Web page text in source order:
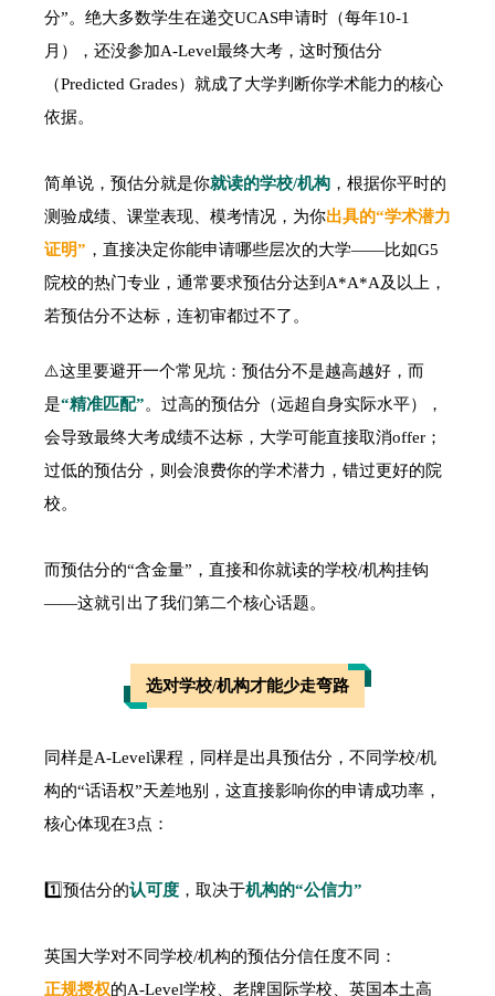
分”。绝大多数学生在递交UCAS申请时（每年10-1
月），还没参加A-Level最终大考，这时预估分
（Predicted Grades）就成了大学判断你学术能力的核心
依据。
简单说，预估分就是你就读的学校/机构 ，根据你平时的
测验成绩、课堂表现、模考情况，为你出具的“学术潜力
证明” ，直接决定你能申请哪些层次的大学——比如G5
院校的热门专业，通常要求预估分达到A*A*A及以上，
若预估分不达标，连初审都过不了。
⚠️这里要避开一个常见坑：预估分不是越高越好，而
是“精准匹配”。过高的预估分（远超自身实际水平），
会导致最终大考成绩不达标，大学可能直接取消offer；
过低的预估分，则会浪费你的学术潜力，错过更好的院
校。
而预估分的“含金量”，直接和你就读的学校/机构挂钩
——这就引出了我们第二个核心话题。
选对学校/机构才能少走弯路
同样是A-Level课程，同样是出具预估分，不同学校/机
构的“话语权”天差地别，这直接影响你的申请成功率，
核心体现在3点：
1️⃣预估分的认可度 ，取决于机构的“公信力”
英国大学对不同学校/机构的预估分信任度不同：
正规授权的A-Level学校、老牌国际学校、英国本土高